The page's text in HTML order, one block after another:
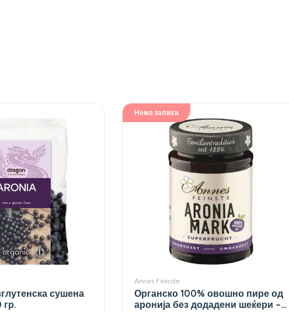
сушена
гр.
Нема залиха
Annes Feinste
Органско 100% овошно пире од
аронија без додадени шеќери –